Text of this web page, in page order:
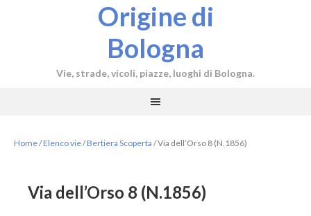
Origine di
Bologna
Vie, strade, vicoli, piazze, luoghi di Bologna.
Home/Elenco vie/Bertiera Scoperta /Via dell’Orso 8 (N.1856)
Via dell’Orso 8 (N.1856)